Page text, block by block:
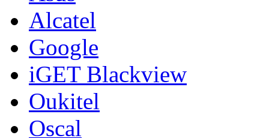
Alcatel
Google
iGET Blackview
Oukitel
Oscal